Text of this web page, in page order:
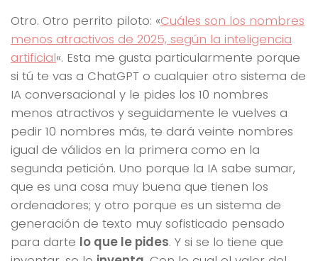
Otro. Otro perrito piloto: «Cuáles son los nombres
menos atractivos de 2025, según la inteligencia
artificial«. Esta me gusta particularmente porque
si tú te vas a ChatGPT o cualquier otro sistema de
IA conversacional y le pides los 10 nombres
menos atractivos y seguidamente le vuelves a
pedir 10 nombres más, te dará veinte nombres
igual de válidos en la primera como en la
segunda petición. Uno porque la IA sabe sumar,
que es una cosa muy buena que tienen los
ordenadores; y otro porque es un sistema de
generación de texto muy sofisticado pensado
para darte lo que le pides. Y si se lo tiene que